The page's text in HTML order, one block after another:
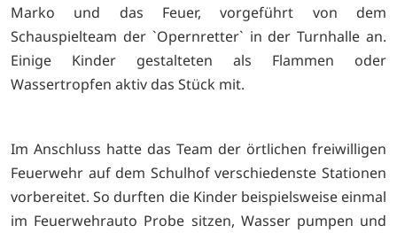
Marko und das Feuer, vorgeführt von dem
Schauspielteam der `Opernretter` in der Turnhalle an.
Einige Kinder gestalteten als Flammen oder
Wassertropfen aktiv das Stück mit.
Im Anschluss hatte das Team der örtlichen freiwilligen
Feuerwehr auf dem Schulhof verschiedenste Stationen
vorbereitet. So durften die Kinder beispielsweise einmal
im Feuerwehrauto Probe sitzen, Wasser pumpen und